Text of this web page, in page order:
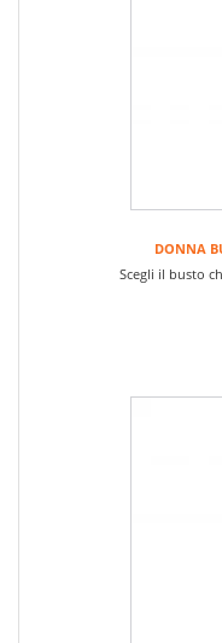
DONNA
Scegli il busto